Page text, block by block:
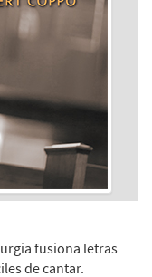
fusiona letras
de cantar.